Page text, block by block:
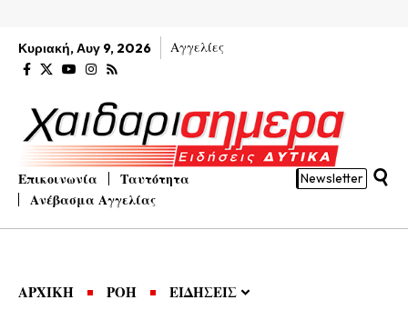
Κυριακή, Αυγ 9, 2026 Αγγελίες
Επικοινωνία
Ταυτότητα
Ανέβασμα Αγγελίας
Newsletter
ΑΡΧΙΚΗ ΡΟΗ ΕΙΔΗΣΕΙΣ